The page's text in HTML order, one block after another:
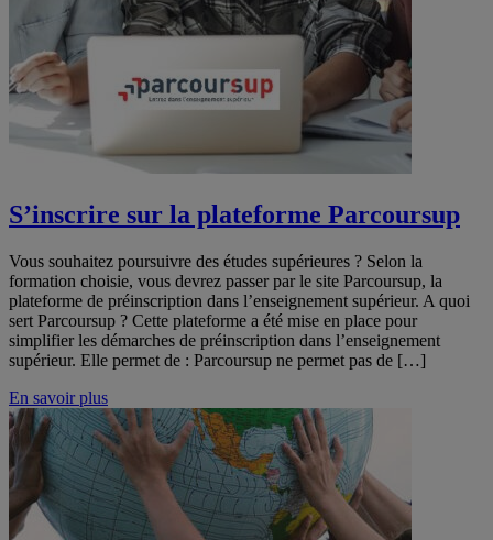
S’inscrire sur la plateforme Parcoursup
Vous souhaitez poursuivre des études supérieures ? Selon la
formation choisie, vous devrez passer par le site Parcoursup, la
plateforme de préinscription dans l’enseignement supérieur. A quoi
sert Parcoursup ? Cette plateforme a été mise en place pour
simplifier les démarches de préinscription dans l’enseignement
supérieur. Elle permet de : Parcoursup ne permet pas de […]
En savoir plus